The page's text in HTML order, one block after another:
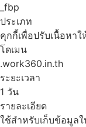
_fbp
ประเภท
คุกกี้เพื่อปรับเนื้อหา
โดเมน
.work360.in.th
ระยะเวลา
1 วัน
รายละเอียด
ใช้สำหรับเก็บข้อมูล